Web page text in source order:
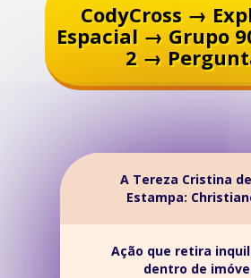
CodyCross →
Espacial → Grupo
2 →
A Tereza Cristina
Estampa:
Ação que retira
dentro de